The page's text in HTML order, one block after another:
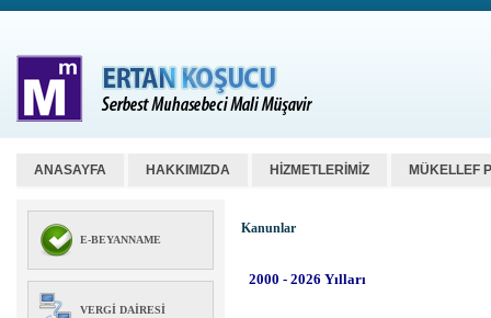
ANASAYFA HAKKIMIZDA HİZMETLERİMİZ MÜKELLEF
E-BEYANNAME
VERGI DAIRESI
Kanunlar